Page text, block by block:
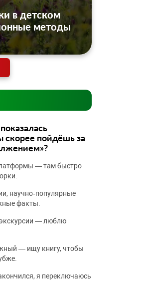
в детском
методы
скорее пойдёшь за
— там быстро
научно‑популярные
факты.
— люблю
— ищу книгу, чтобы
я переключаюсь